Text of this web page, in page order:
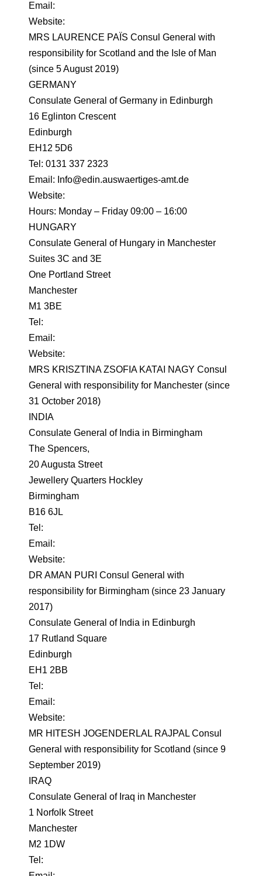
Email:
Website:
MRS LAURENCE PAÏS Consul General with
responsibility for Scotland and the Isle of Man
(since 5 August 2019)
GERMANY
Consulate General of Germany in Edinburgh
16 Eglinton Crescent
Edinburgh
EH12 5D6
Tel: 0131 337 2323
Email: Info@edin.auswaertiges-amt.de
Website:
Hours: Monday – Friday 09:00 – 16:00
HUNGARY
Consulate General of Hungary in Manchester
Suites 3C and 3E
One Portland Street
Manchester
M1 3BE
Tel:
Email:
Website:
MRS KRISZTINA ZSOFIA KATAI NAGY Consul
General with responsibility for Manchester (since
31 October 2018)
INDIA
Consulate General of India in Birmingham
The Spencers,
20 Augusta Street
Jewellery Quarters Hockley
Birmingham
B16 6JL
Tel:
Email:
Website:
DR AMAN PURI Consul General with
responsibility for Birmingham (since 23 January
2017)
Consulate General of India in Edinburgh
17 Rutland Square
Edinburgh
EH1 2BB
Tel:
Email:
Website:
MR HITESH JOGENDERLAL RAJPAL Consul
General with responsibility for Scotland (since 9
September 2019)
IRAQ
Consulate General of Iraq in Manchester
1 Norfolk Street
Manchester
M2 1DW
Tel: